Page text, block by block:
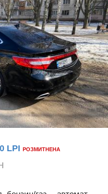
LPI РОЗМИТНЕНА